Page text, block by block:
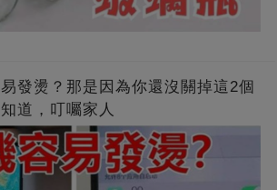
發燙？那是因為你還沒關掉這2個
道，叮囑家人